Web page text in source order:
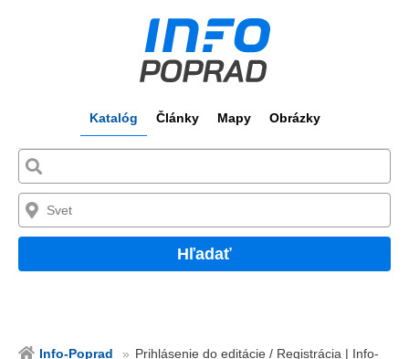
Katalóg Články Mapy Obrázky
Hľadať
Info-Poprad
Prihlásenie do editácie / Registrácia | Info-